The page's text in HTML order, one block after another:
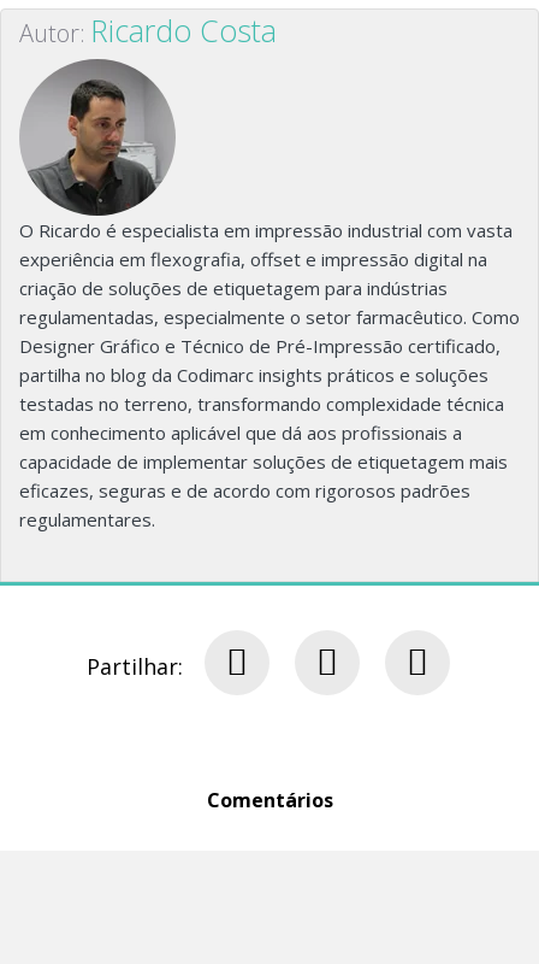
Autor: Ricardo Costa
O Ricardo é especialista em impressão industrial com vasta
experiência em flexografia, offset e impressão digital na
criação de soluções de etiquetagem para indústrias
regulamentadas, especialmente o setor farmacêutico. Como
Designer Gráfico e Técnico de Pré-Impressão certificado,
partilha no blog da Codimarc insights práticos e soluções
testadas no terreno, transformando complexidade técnica
em conhecimento aplicável que dá aos profissionais a
capacidade de implementar soluções de etiquetagem mais
eficazes, seguras e de acordo com rigorosos padrões
regulamentares.
Partilhar:
Comentários